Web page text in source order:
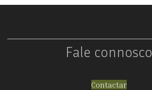
Fale connosco
Contactar